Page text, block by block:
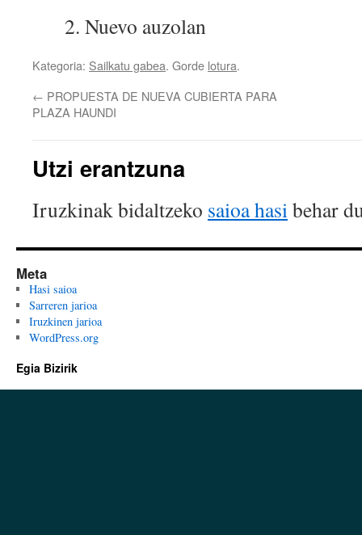
2. Nuevo auzolan
Kategoria: Sailkatu gabea. Gorde lotura.
← PROPUESTA DE NUEVA CUBIERTA PARA
PLAZA HAUNDI
Utzi erantzuna
Iruzkinak bidaltzeko saioa hasibehar
Meta
Hasi saioa
Sarreren jarioa
Iruzkinen jarioa
WordPress.org
Egia Bizirik